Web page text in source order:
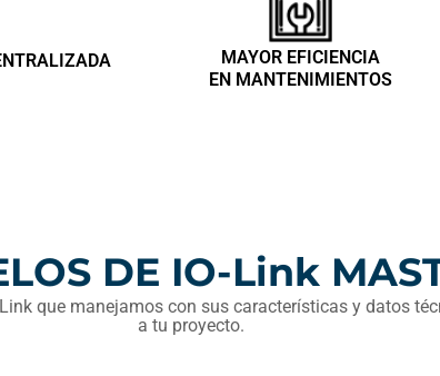
MAYOR EFICIENCIA
EN MANTENIMIENTOS
DE IO-Link
que manejamos con sus características y datos
a tu proyecto.